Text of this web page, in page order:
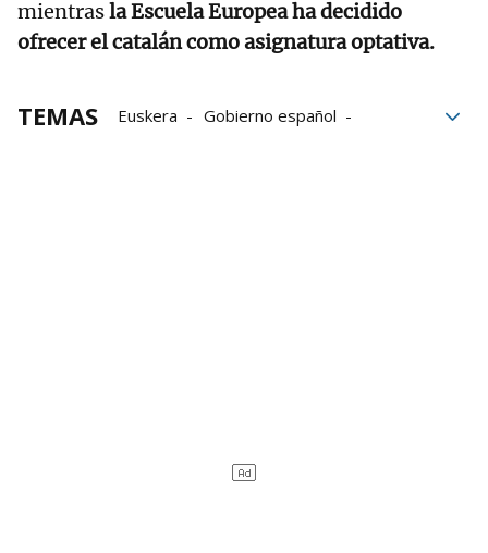
mientrasla Escuela Europea ha decidido
ofrecer el catalán como asignatura optativa.
TEMAS Euskera
Gobierno español